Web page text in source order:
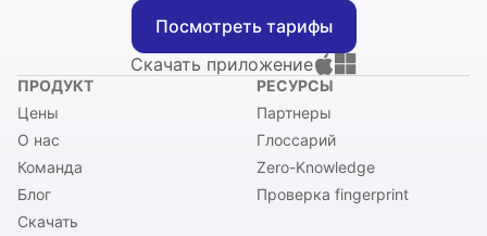
Посмотреть тарифы
Скачать приложение
ПРОДУКТ
Цены
О нас
Команда
Блог
Скачать
РЕСУРСЫ
Партнеры
Глоссарий
Zero-Knowledge
Проверка fingerprint